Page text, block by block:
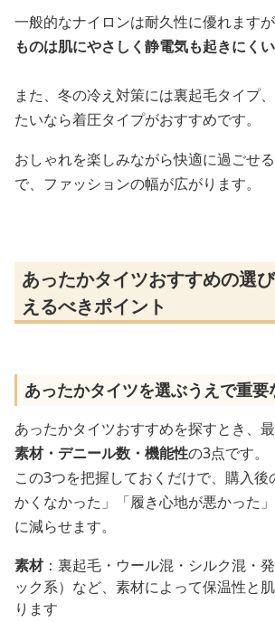
一般的なナイロンは耐久性に優れますが
ものは肌にやさしく静電気も起きにくい
また、冬の冷え対策には裏起毛タイプ
たいなら着圧タイプがおすすめです。
おしゃれを楽しみながら快適に過ごせ
で、ファッションの幅が広がります。
あったかタイツおすすめの選
えるべきポイント
あったかタイツを選ぶうえで重要
あったかタイツおすすめを探すとき、
素材・デニール数・機能性の3点です。
この3つを把握しておくだけで、購入後
かくなかった」「履き心地が悪かった
に減らせます。
素材：裏起毛・ウール混・シルク混・
ック系）など、素材によって保温性と
ります